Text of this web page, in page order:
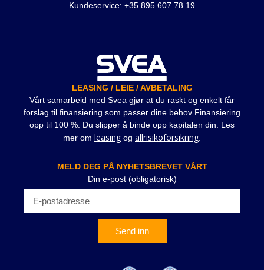
Kundeservice: +35 895 607 78 19
LEASING / LEIE / AVBETALING
Vårt samarbeid med Svea gjør at du raskt og enkelt får
forslag til finansiering som passer dine behov Finansiering
opp til 100 %. Du slipper å binde opp kapitalen din. Les
mer om leasingog allrisikoforsikring.
MELD DEG PÅ NYHETSBREVET VÅRT
Din e-post (obligatorisk)
Send inn